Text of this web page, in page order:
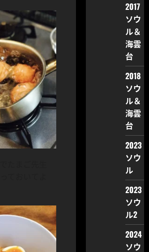
2017
ソウ
ル＆
海雲
台
2018
ソウ
ル＆
海雲
台
2023
ソウ
ル
2023
ソウ
ル2
2024
ソウ